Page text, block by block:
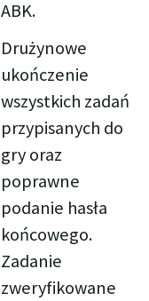
ABK.
Drużynowe
ukończenie
wszystkich zadań
przypisanych do
gry oraz
poprawne
podanie hasła
końcowego.
Zadanie
zweryfikowane